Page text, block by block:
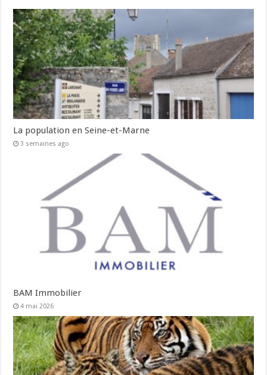
La population en Seine-et-Marne
3 semaines ago
BAM Immobilier
4 mai 2026